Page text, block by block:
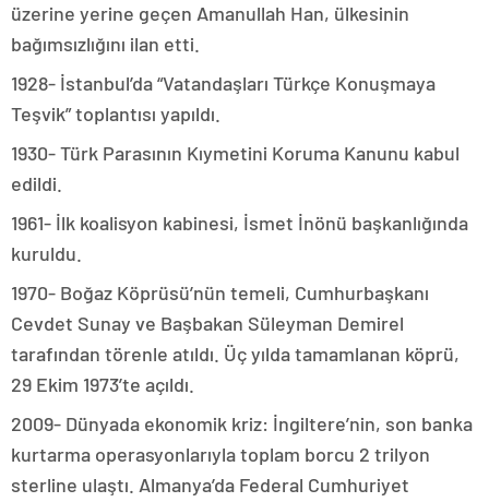
üzerine yerine geçen Amanullah Han, ülkesinin
bağımsızlığını ilan etti.
1928- İstanbul’da “Vatandaşları Türkçe Konuşmaya
Teşvik” toplantısı yapıldı.
1930- Türk Parasının Kıymetini Koruma Kanunu kabul
edildi.
1961- İlk koalisyon kabinesi, İsmet İnönü başkanlığında
kuruldu.
1970- Boğaz Köprüsü’nün temeli, Cumhurbaşkanı
Cevdet Sunay ve Başbakan Süleyman Demirel
tarafından törenle atıldı. Üç yılda tamamlanan köprü,
29 Ekim 1973’te açıldı.
2009- Dünyada ekonomik kriz: İngiltere’nin, son banka
kurtarma operasyonlarıyla toplam borcu 2 trilyon
sterline ulaştı. Almanya’da Federal Cumhuriyet